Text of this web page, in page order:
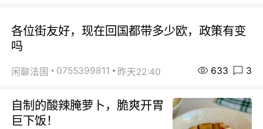
各位街友好，现在回国都带多少欧，政策有变
吗
闲聊法国 0755399811 昨天22:40 633 3
自制的酸辣腌萝卜，脆爽开胃
巨下饭！